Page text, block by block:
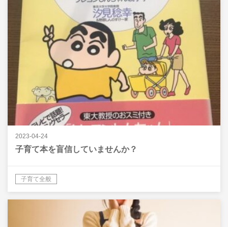
2023-04-24
子育て本を盲信していませんか？
子育て全般